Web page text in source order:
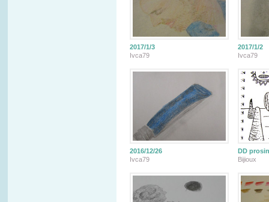
2017/1/3
Ivca79
2017/1/2
Ivca79
2016/12/26
Ivca79
DD
Bijioux